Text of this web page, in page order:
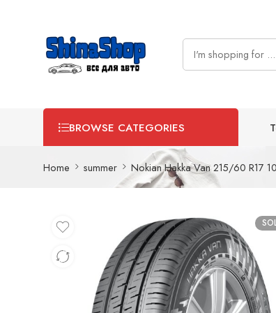
BROWSE CATEGORIES
Home summer Nokian Hakka Van 215/60 R17